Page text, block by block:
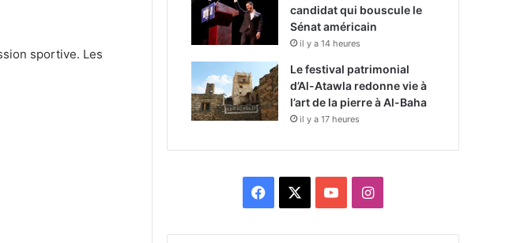
sportive. Les
candidat qui bouscule le
Sénat américain
il y a 14 heures
Le festival patrimonial
d’Al-Atawla redonne vie à
l’art de la pierre à Al-Baha
il y a 17 heures
I